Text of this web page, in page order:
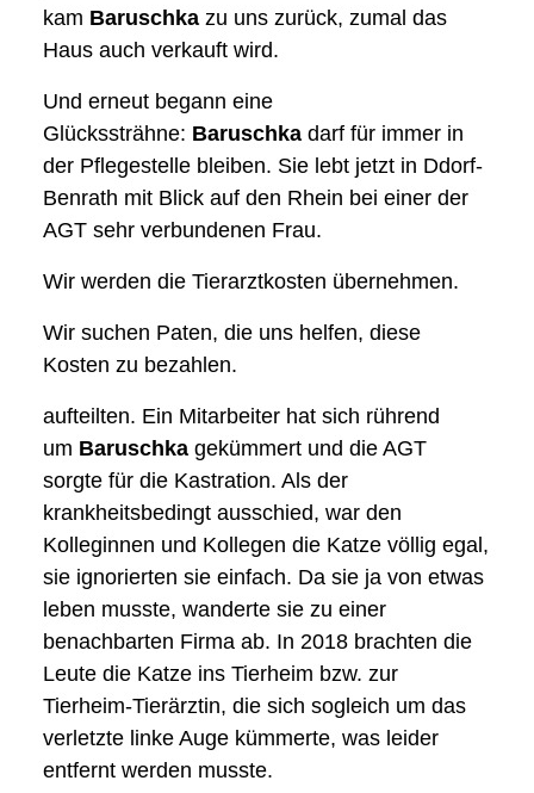
kam Baruschka zu uns zurück, zumal das
Haus auch verkauft wird.
Und erneut begann eine
Glückssträhne: Baruschka darf für immer in
der Pflegestelle bleiben. Sie lebt jetzt in Ddorf-
Benrath mit Blick auf den Rhein bei einer der
AGT sehr verbundenen Frau.
Wir werden die Tierarztkosten übernehmen.
Wir suchen Paten, die uns helfen, diese
Kosten zu bezahlen.
aufteilten. Ein Mitarbeiter hat sich rührend
um Baruschka gekümmert und die AGT
sorgte für die Kastration. Als der
krankheitsbedingt ausschied, war den
Kolleginnen und Kollegen die Katze völlig egal,
sie ignorierten sie einfach. Da sie ja von etwas
leben musste, wanderte sie zu einer
benachbarten Firma ab. In 2018 brachten die
Leute die Katze ins Tierheim bzw. zur
Tierheim-Tierärztin, die sich sogleich um das
verletzte linke Auge kümmerte, was leider
entfernt werden musste.